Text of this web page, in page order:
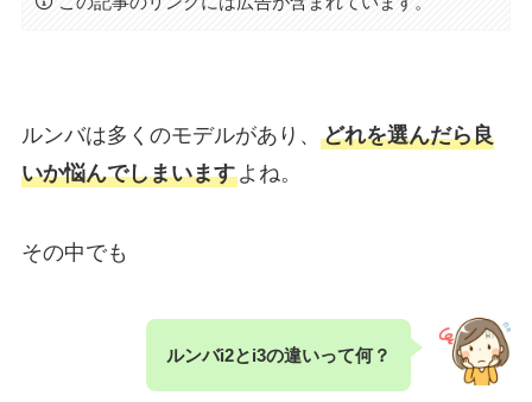
ルンバは多くのモデルがあり、 どれを選んだら良
いか悩んでしまいますよね。
その中でも
ルンバi2とi3の違いって何？